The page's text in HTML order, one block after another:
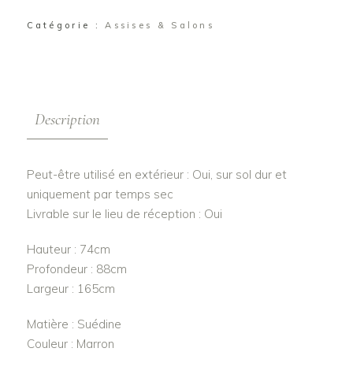
Catégorie :Assises & Salons
Description
Peut-être utilisé en extérieur : Oui, sur sol dur et
uniquement par temps sec
Livrable sur le lieu de réception : Oui
Hauteur : 74cm
Profondeur : 88cm
Largeur : 165cm
Matière : Suédine
Couleur : Marron